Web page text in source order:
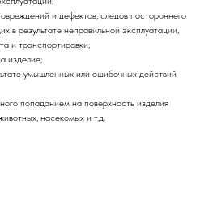
и дефектов, следов постороннего
в результате неправильной эксплуатации,
и транспортировки;
изделие;
умышленных или ошибочных действий
попаданием на поверхность изделия
насекомых и т.д.